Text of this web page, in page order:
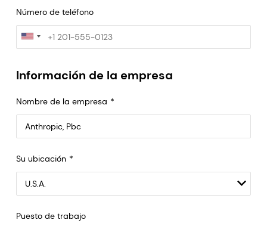
Número de teléfono
Información de la empresa
Nombre de la empresa
548 Market St Pmb 90375, San Francisco, California, US
Su ubicación
Puesto de trabajo